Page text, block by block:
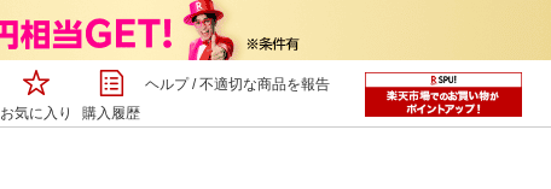
お気に入り 購入履歴
ヘルプ/不適切な商品を報告